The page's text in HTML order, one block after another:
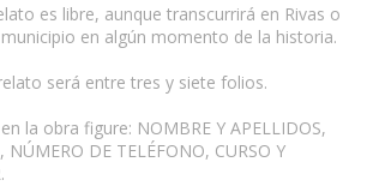
es libre, aunque transcurrirá en Rivas o
en algún momento de la historia.
será entre tres y siete folios.
la obra figure: NOMBRE Y APELLIDOS,
DE TELÉFONO, CURSO Y